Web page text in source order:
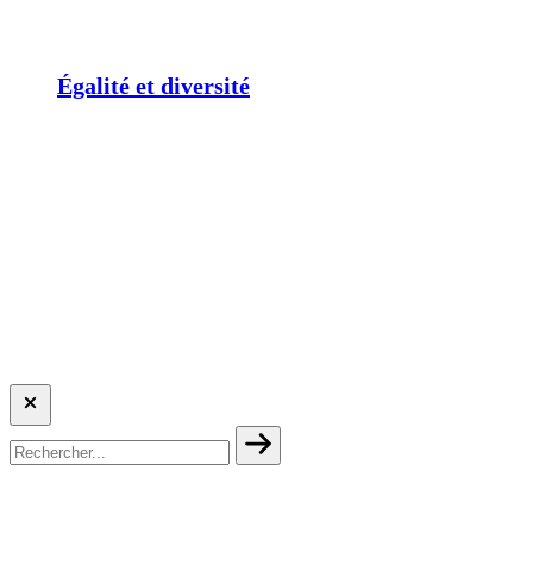
Égalité et diversité